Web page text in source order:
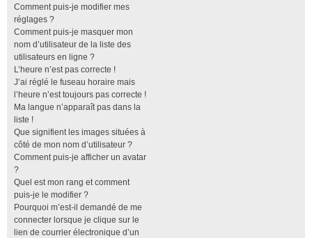
Comment puis-je modifier mes
réglages ?
Comment puis-je masquer mon
nom d’utilisateur de la liste des
utilisateurs en ligne ?
L’heure n’est pas correcte !
J’ai réglé le fuseau horaire mais
l’heure n’est toujours pas correcte !
Ma langue n’apparaît pas dans la
liste !
Que signifient les images situées à
côté de mon nom d’utilisateur ?
Comment puis-je afficher un avatar
?
Quel est mon rang et comment
puis-je le modifier ?
Pourquoi m’est-il demandé de me
connecter lorsque je clique sur le
lien de courrier électronique d’un